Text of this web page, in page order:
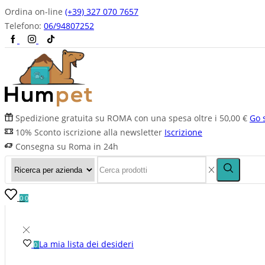
Ordina on-line (+39) 327 070 7657
Telefono: 06/94807252
Spedizione gratuita su ROMA con una spesa oltre i 50,00 € Go
10% Sconto iscrizione alla newsletter Iscrizione
Consegna su Roma in 24h
0 0
0 La mia lista dei desideri